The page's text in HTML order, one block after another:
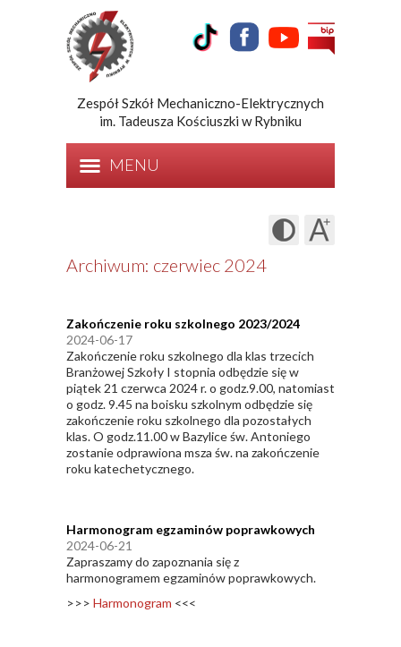
Zespół Szkół Mechaniczno-Elektrycznych
im. Tadeusza Kościuszki w Rybniku
MENU
Archiwum: czerwiec 2024
Zakończenie roku szkolnego 2023/2024
2024-06-17
Zakończenie roku szkolnego dla klas trzecich
Branżowej Szkoły I stopnia odbędzie się w
piątek 21 czerwca 2024 r. o godz.9.00, natomiast
o godz. 9.45 na boisku szkolnym odbędzie się
zakończenie roku szkolnego dla pozostałych
klas. O godz.11.00 w Bazylice św. Antoniego
zostanie odprawiona msza św. na zakończenie
roku katechetycznego.
Harmonogram egzaminów poprawkowych
2024-06-21
Zapraszamy do zapoznania się z
harmonogramem egzaminów poprawkowych.
>>> Harmonogram <<<